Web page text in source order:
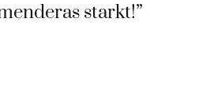
starkt!”